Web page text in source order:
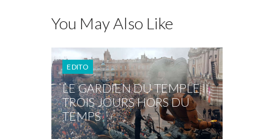
You May Also Like
EDITO
LE GARDIEN DU TEMPLE II,
TROIS JOURS HORS DU
TEMPS